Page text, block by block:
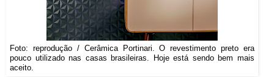
Foto: reprodução / Cerâmica Portinari. O revestimento preto era
pouco utilizado nas casas brasileiras. Hoje está sendo bem mais
aceito.